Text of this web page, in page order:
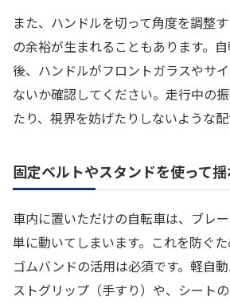
また、ハンドルを切って角度を調整
の余裕が生まれることもあります。
後、ハンドルがフロントガラスやサ
ないか確認してください。走行中の
たり、視界を妨げたりしないような配
固定ベルトやスタンドを使って
車内に置いただけの自転車は、ブレ
単に動いてしまいます。これを防ぐ
ゴムバンドの活用は必須です。軽自
ストグリップ（手すり）や、シート